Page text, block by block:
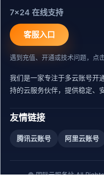
7x24 在线支持
客服入口
遇到充值、开通或技术问题，点
我们是一家专注于多云账号开
持的云服务伙伴，提供稳定、
友情链接
腾讯云账号 阿里云账号
© 国际云服务站 All